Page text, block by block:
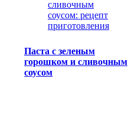
Паста с зеленым
горошком и сливочным
соусом